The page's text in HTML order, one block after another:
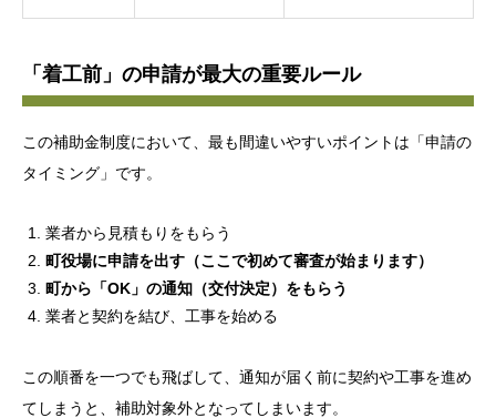
「着工前」の申請が最大の重要ルール
この補助金制度において、最も間違いやすいポイントは「申請の
タイミング」です。
業者から見積もりをもらう
町役場に申請を出す（ここで初めて審査が始まります）
町から「OK」の通知（交付決定）をもらう
業者と契約を結び、工事を始める
この順番を一つでも飛ばして、通知が届く前に契約や工事を進め
てしまうと、補助対象外となってしまいます。